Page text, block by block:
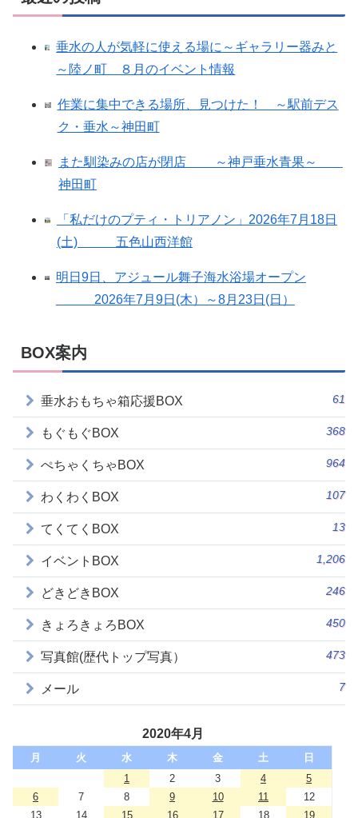
垂水の人が気軽に使える場に～ギャラリー器みと
～陸ノ町 ８月のイベント情報
作業に集中できる場所、見つけた！ ～駅前デス
ク・垂水～神田町
また馴染みの店が閉店 ～神戸垂水青果～
神田町
「私だけのプティ・トリアノン」2026年7月18日
(土) 五色山西洋館
明日9日、アジュール舞子海水浴場オープン
2026年7月9日(木）～8月23日(日）
BOX案内
垂水おもちゃ箱応援BOX 61
もぐもぐBOX 368
ぺちゃくちゃBOX 964
わくわくBOX 107
てくてくBOX 13
イベントBOX 1,206
どきどきBOX 246
きょろきょろBOX 450
写真館(歴代トップ写真） 473
メール 7
2020年4月
月 火 水 木 金 土
日
1
2 3 4
5
6
7 8 9 10 11
12
13
14 15 16 17 18
19